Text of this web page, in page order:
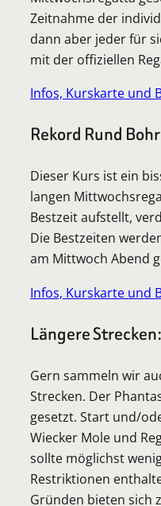
Zeitnahme der
dann aber jeder für
mit der offiziellen
Infos, Kurskarte und
Rekord Rund
Dieser Kurs ist ein
langen
Bestzeit aufstellt,
Die Bestzeiten
am Mittwoch Abend
Infos, Kurskarte und
Längere Strecken:
Gern sammeln wir
Strecken. Der
gesetzt. Start und/
Wiecker Mole und
sollte möglichst
Restriktionen
Gründen bieten sich